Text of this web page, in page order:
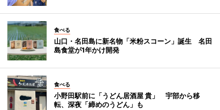
食べる
山口・名田島に新名物「米粉スコーン」誕生 名田
島食堂が1年かけ開発
食べる
小野田駅前に「うどん居酒屋 貴」 宇部から移
転、深夜「締めのうどん」も